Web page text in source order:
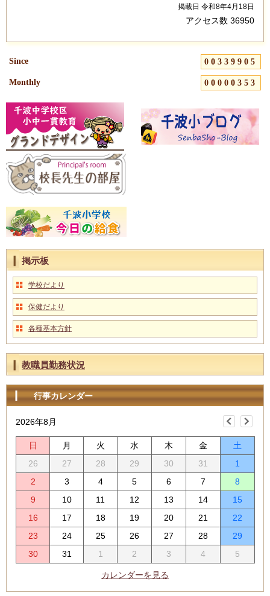
Since 00339905
Monthly 00000353
掲示板
学校だより
保健だより
各種基本方針
教職員勤務状況
行事カレンダー
2026年8月
日 月 火 水 木 金
土
26
27 28 29 30 31
1
2
3 4 5 6 7
8
9
10 11 12 13 14
15
16
17 18 19 20 21
22
23
24 25 26 27 28
29
30
31 1 2 3 4 5
カレンダーを見る
掲載日 令和8年4月18日
アクセス数 36950